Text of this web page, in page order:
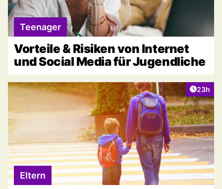
Teenager
Vorteile & Risiken von Internet
und Social Media für Jugendliche
Artikel
23h
Eltern